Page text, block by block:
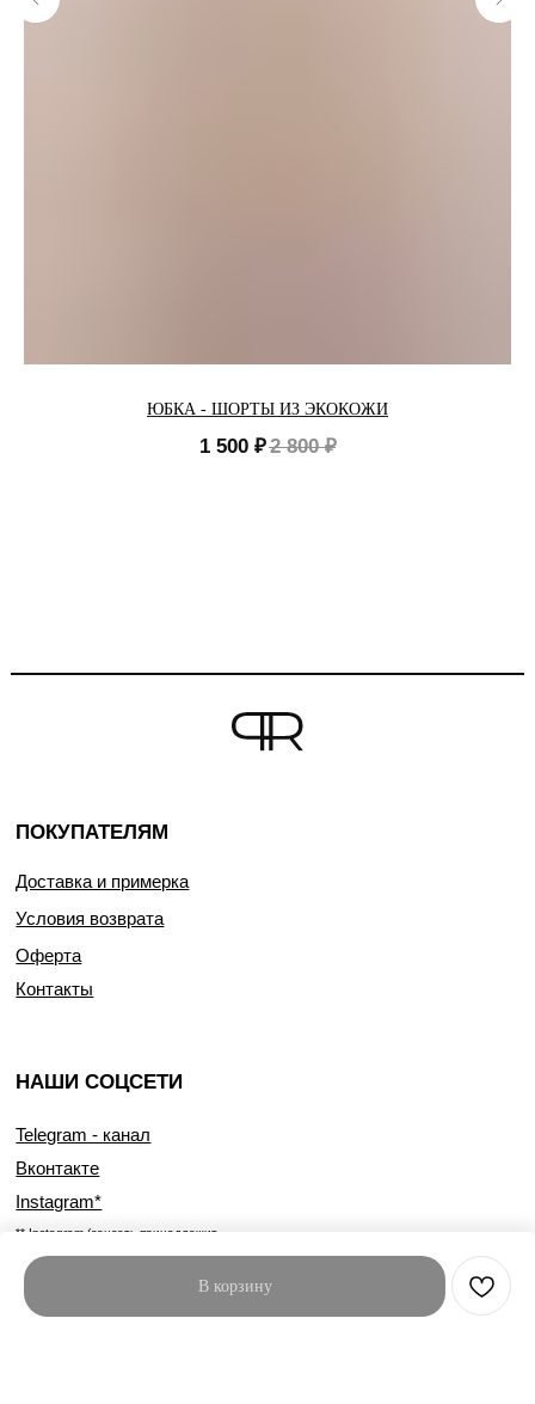
В корзину
ЮБКА - ШОРТЫ ИЗ ЭКОКОЖИ
1 500 ₽2 800 ₽
ПОКУПАТЕЛЯМ
НАШИ СОЦСЕТИ
Telegram - канал
Вконтакте
Instagram*
** Instagram (соцсеть принадлежит
в РФ)
Доставка и примерка
Условия возврата
Оферта
Контакты